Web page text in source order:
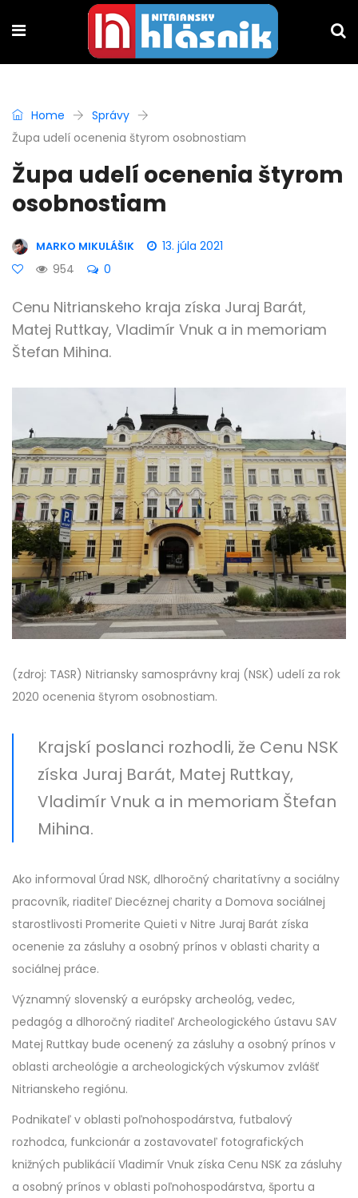
Home
Správy
Župa udelí ocenenia štyrom osobnostiam
Župa udelí ocenenia štyrom
osobnostiam
MARKO MIKULÁŠIK
13. júla 2021
954
0
Cenu Nitrianskeho kraja získa Juraj Barát,
Matej Ruttkay, Vladimír Vnuk a in memoriam
Štefan Mihina.
(zdroj: TASR) Nitriansky samosprávny kraj (NSK) udelí za rok
2020 ocenenia štyrom osobnostiam.
Krajskí poslanci rozhodli, že Cenu NSK
získa Juraj Barát, Matej Ruttkay,
Vladimír Vnuk a in memoriam Štefan
Mihina.
Ako informoval Úrad NSK, dlhoročný charitatívny a sociálny
pracovník, riaditeľ Diecéznej charity a Domova sociálnej
starostlivosti Promerite Quieti v Nitre Juraj Barát získa
ocenenie za zásluhy a osobný prínos v oblasti charity a
sociálnej práce.
Významný slovenský a európsky archeológ, vedec,
pedagóg a dlhoročný riaditeľ Archeologického ústavu SAV
Matej Ruttkay bude ocenený za zásluhy a osobný prínos v
oblasti archeológie a archeologických výskumov zvlášť
Nitrianskeho regiónu.
Podnikateľ v oblasti poľnohospodárstva, futbalový
rozhodca, funkcionár a zostavovateľ fotografických
knižných publikácií Vladimír Vnuk získa Cenu NSK za zásluhy
a osobný prínos v oblasti poľnohospodárstva, športu a